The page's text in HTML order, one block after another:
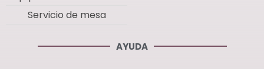
Servicio de mesa
AYUDA